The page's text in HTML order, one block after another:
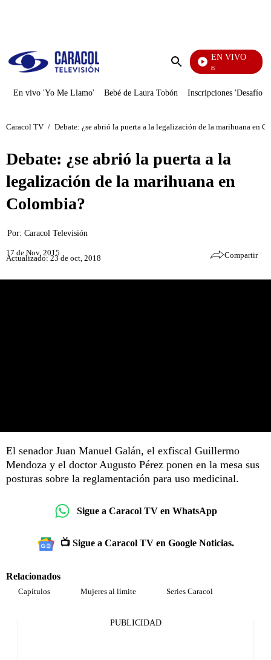
Enviar
EN VIVO
Sábados Felices
En vivo 'Yo Me Llamo' Bebé de Laura Tobón Inscripciones 'Desafío'
Caracol TV / Debate: ¿se abrió la puerta a la legalización de la marihuana en
Debate: ¿se abrió la puerta a la
legalización de la marihuana en
Colombia?
Por: Caracol Televisión
17 de Nov, 2015
Actualizado: 23 de oct, 2018 Compartir
El senador Juan Manuel Galán, el exfiscal Guillermo
Mendoza y el doctor Augusto Pérez ponen en la mesa sus
posturas sobre la reglamentación para uso medicinal.
Sigue a Caracol TV en WhatsApp
📺 Sigue a Caracol TV en Google Noticias.
Relacionados
Capítulos Mujeres al límite Series Caracol
PUBLICIDAD